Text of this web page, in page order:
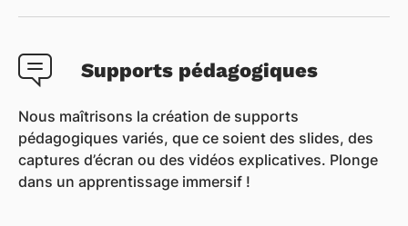
Supports pédagogiques
Nous maîtrisons la création de supports
pédagogiques variés, que ce soient des slides, des
captures d’écran ou des vidéos explicatives. Plonge
dans un apprentissage immersif !